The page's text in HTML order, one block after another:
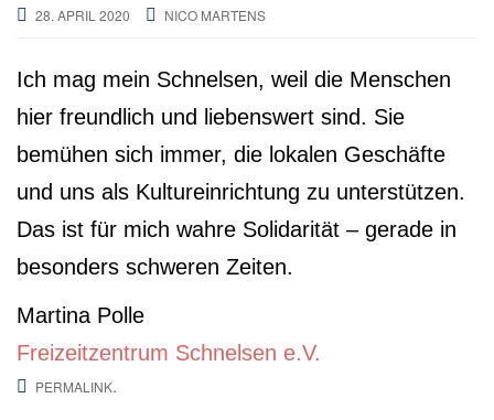
28. APRIL 2020 NICO MARTENS
Ich mag mein Schnelsen, weil die Menschen
hier freundlich und liebenswert sind. Sie
bemühen sich immer, die lokalen Geschäfte
und uns als Kultureinrichtung zu unterstützen.
Das ist für mich wahre Solidarität – gerade in
besonders schweren Zeiten.
Martina Polle
Freizeitzentrum Schnelsen e.V.
PERMALINK.